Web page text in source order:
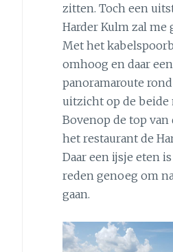
zitten. Toch een
Harder Kulm zal me
Met het
omhoog en daar
panoramaroute
uitzicht op de beide
Bovenop de top van
het restaurant de
Daar een ijsje eten
reden genoeg om
gaan.